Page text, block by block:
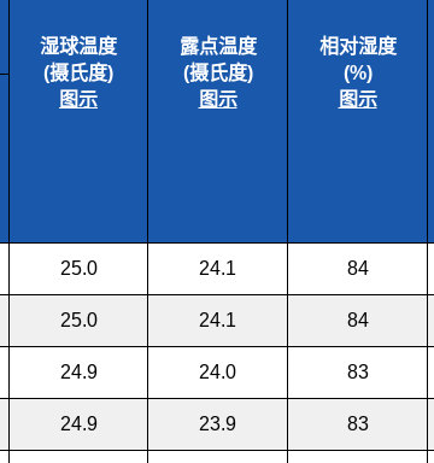
湿球温度
(摄氏度)
图示
露点温度
(摄氏度)
图示
相对湿度
(%)
图示
25.0 24.1 84
25.0 24.1 84
24.9 24.0 83
24.9 23.9 83